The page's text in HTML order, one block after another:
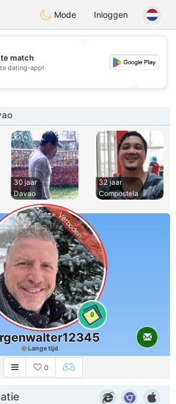
PhilippinesChat
Mode Inloggen
💕
match
dating-app!
30 jaar
Davao
32 jaar
Compostela
0
Verboden
Lange tijd
0